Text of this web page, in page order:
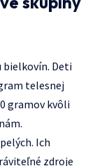
bielkovín. Deti
telesnej
gramov kvôli
Ich
zdroje